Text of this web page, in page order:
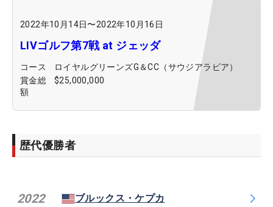
2022年10月14日〜2022年10月16日
LIVゴルフ第7戦 at ジェッダ
コース
ロイヤルグリーンズG＆CC（サウジアラビア）
賞金総
額
$25,000,000
歴代優勝者
2022 ブルックス・ケプカ